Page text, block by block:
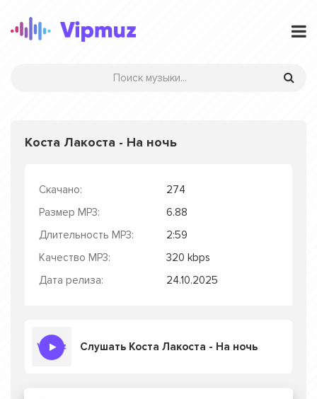
Коста Лакоста - На ночь
Скачано:
274
Размер MP3:
6.88
Длительность MP3:
2:59
Качество MP3:
320 kbps
Дата релиза:
24.10.2025
Слушать Коста Лакоста - На ночь